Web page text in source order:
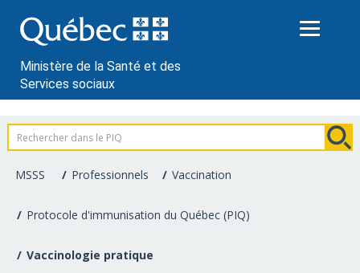
au
contenu
Ministère de la Santé et des
Services sociaux
Information
pour
les
professionnels
MSSS Professionnels Vaccination
Protocole d'immunisation du Québec (PIQ)
Vaccinologie pratique